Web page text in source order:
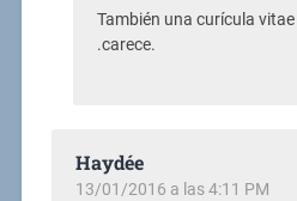
También una curícula
.carece.
Haydée
13/01/2016 a las 4:11 PM